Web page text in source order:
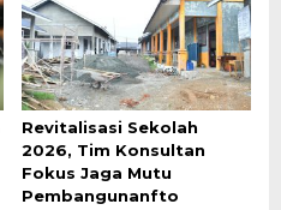
Revitalisasi Sekolah
2026, Tim Konsultan
Fokus Jaga Mutu
Pembangunanfto